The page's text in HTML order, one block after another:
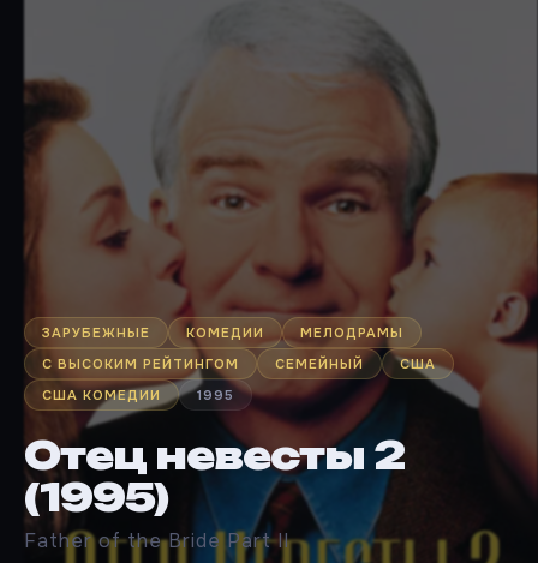
ЗАРУБЕЖНЫЕ КОМЕДИИ
МЕЛОДРАМЫ
С ВЫСОКИМ РЕЙТИНГОМ
СЕМЕЙНЫЙ
США
США КОМЕДИИ
1995
Отец невесты 2
(1995)
Father of the Bride Part II